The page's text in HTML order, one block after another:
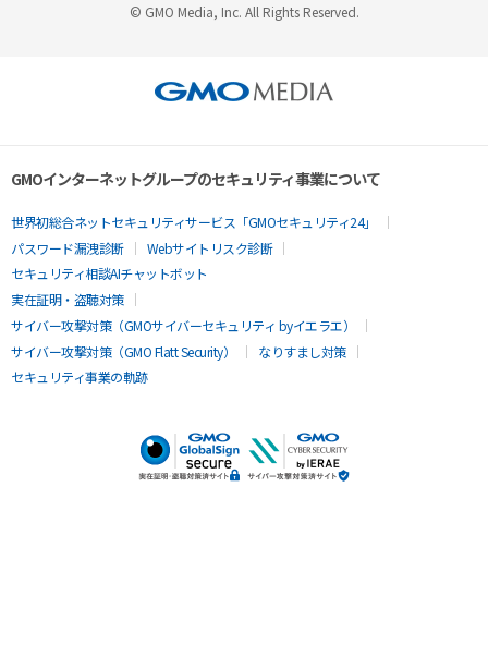
© GMO Media, Inc. All Rights Reserved.
GMOインターネットグループのセキュリティ事業について
世界初総合ネットセキュリティサービス「GMOセキュリティ24」
パスワード漏洩診断
Webサイトリスク診断
セキュリティ相談AIチャットボット
実在証明・盗聴対策
サイバー攻撃対策（GMOサイバーセキュリティ byイエラエ）
サイバー攻撃対策（GMO Flatt Security）
なりすまし対策
セキュリティ事業の軌跡